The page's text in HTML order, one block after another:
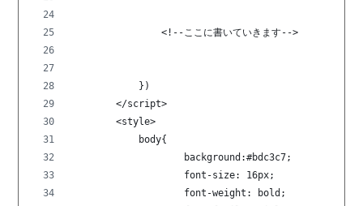
                <!--ここに書いていきます-->
            })
        </script>
        <style>
            body{
                    background:#bdc3c7;
                    font-size: 16px;
                    font-weight: bold;